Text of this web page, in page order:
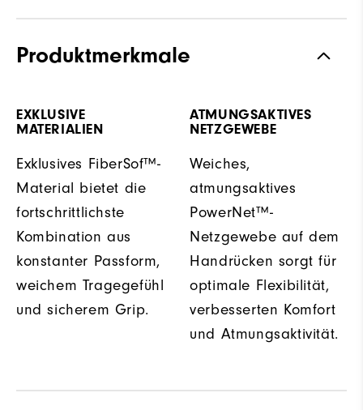
Produktmerkmale
EXKLUSIVE
MATERIALIEN
Exklusives FiberSof™-
Material bietet die
fortschrittlichste
Kombination aus
konstanter Passform,
weichem Tragegefühl
und sicherem Grip.
ATMUNGSAKTIVES
NETZGEWEBE
Weiches,
atmungsaktives
PowerNet™-
Netzgewebe auf dem
Handrücken sorgt für
optimale Flexibilität,
verbesserten Komfort
und Atmungsaktivität.